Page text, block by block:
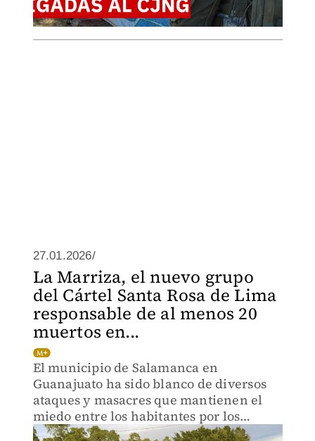
27.01.2026/
La Marriza, el nuevo grupo
del Cártel Santa Rosa de Lima
responsable de al menos 20
muertos en...
El municipio de Salamanca en
Guanajuato ha sido blanco de diversos
ataques y masacres que mantienen el
miedo entre los habitantes por los
grupos que se disputan en este territorio.